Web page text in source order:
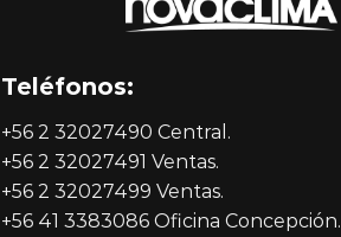
Teléfonos:
+56 2 32027490 Central.
+56 2 32027491 Ventas.
+56 2 32027499 Ventas.
+56 41 3383086 Oficina Concepción.